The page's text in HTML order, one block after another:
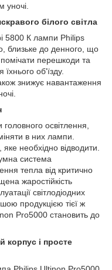
уночі.
білого світла
5800 К лампи Philips
близьке до денного, що
перешкоди та
об'їзду.
знижує навантаження
освітлення,
в них лампи.
необхідно відводити.
система
тепла від критично
жаростійкість
світлодіодних
продукцією тієї ж
Pro5000 становить до
корпус і просте